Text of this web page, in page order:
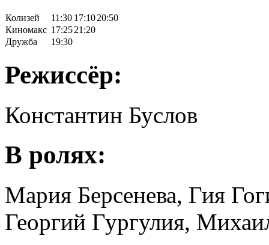
Колизей 11:30 17:1020:50
Киномакс 17:2521:20
Дружба
19:30
Режиссёр:
Константин Буслов
В ролях:
Мария Берсенева, Гия
Георгий Гургулия,